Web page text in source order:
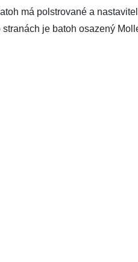
má polstrované a
je batoh osazený